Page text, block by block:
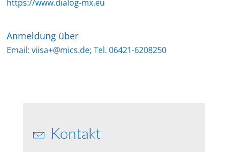
https://www.dialog-mx.eu
Anmeldung über
Email: viisa+@mics.de; Tel. 06421-6208250
Kontakt